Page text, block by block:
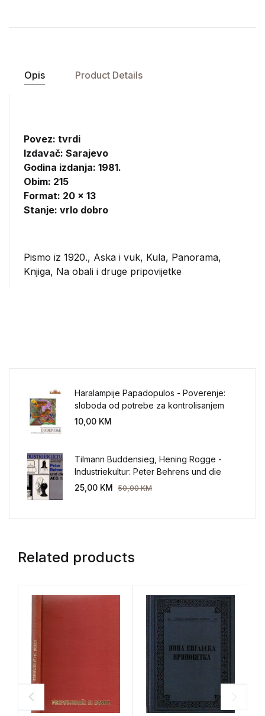
Opis Product Details
Povez: tvrdi
Izdavač: Sarajevo
Godina izdanja: 1981.
Obim: 215
Format: 20 x 13
Stanje: vrlo dobro
Pismo iz 1920., Aska i vuk, Kula, Panorama,
Knjiga, Na obali i druge pripovijetke
Haralampije Papadopulos - Poverenje:
sloboda od potrebe za kontrolisanjem
sveta
10,00 KM
Tilmann Buddensieg, Hening Rogge -
Industriekultur: Peter Behrens und die
AEG 1907-1914.
25,00 KM 50,00KM
Related products